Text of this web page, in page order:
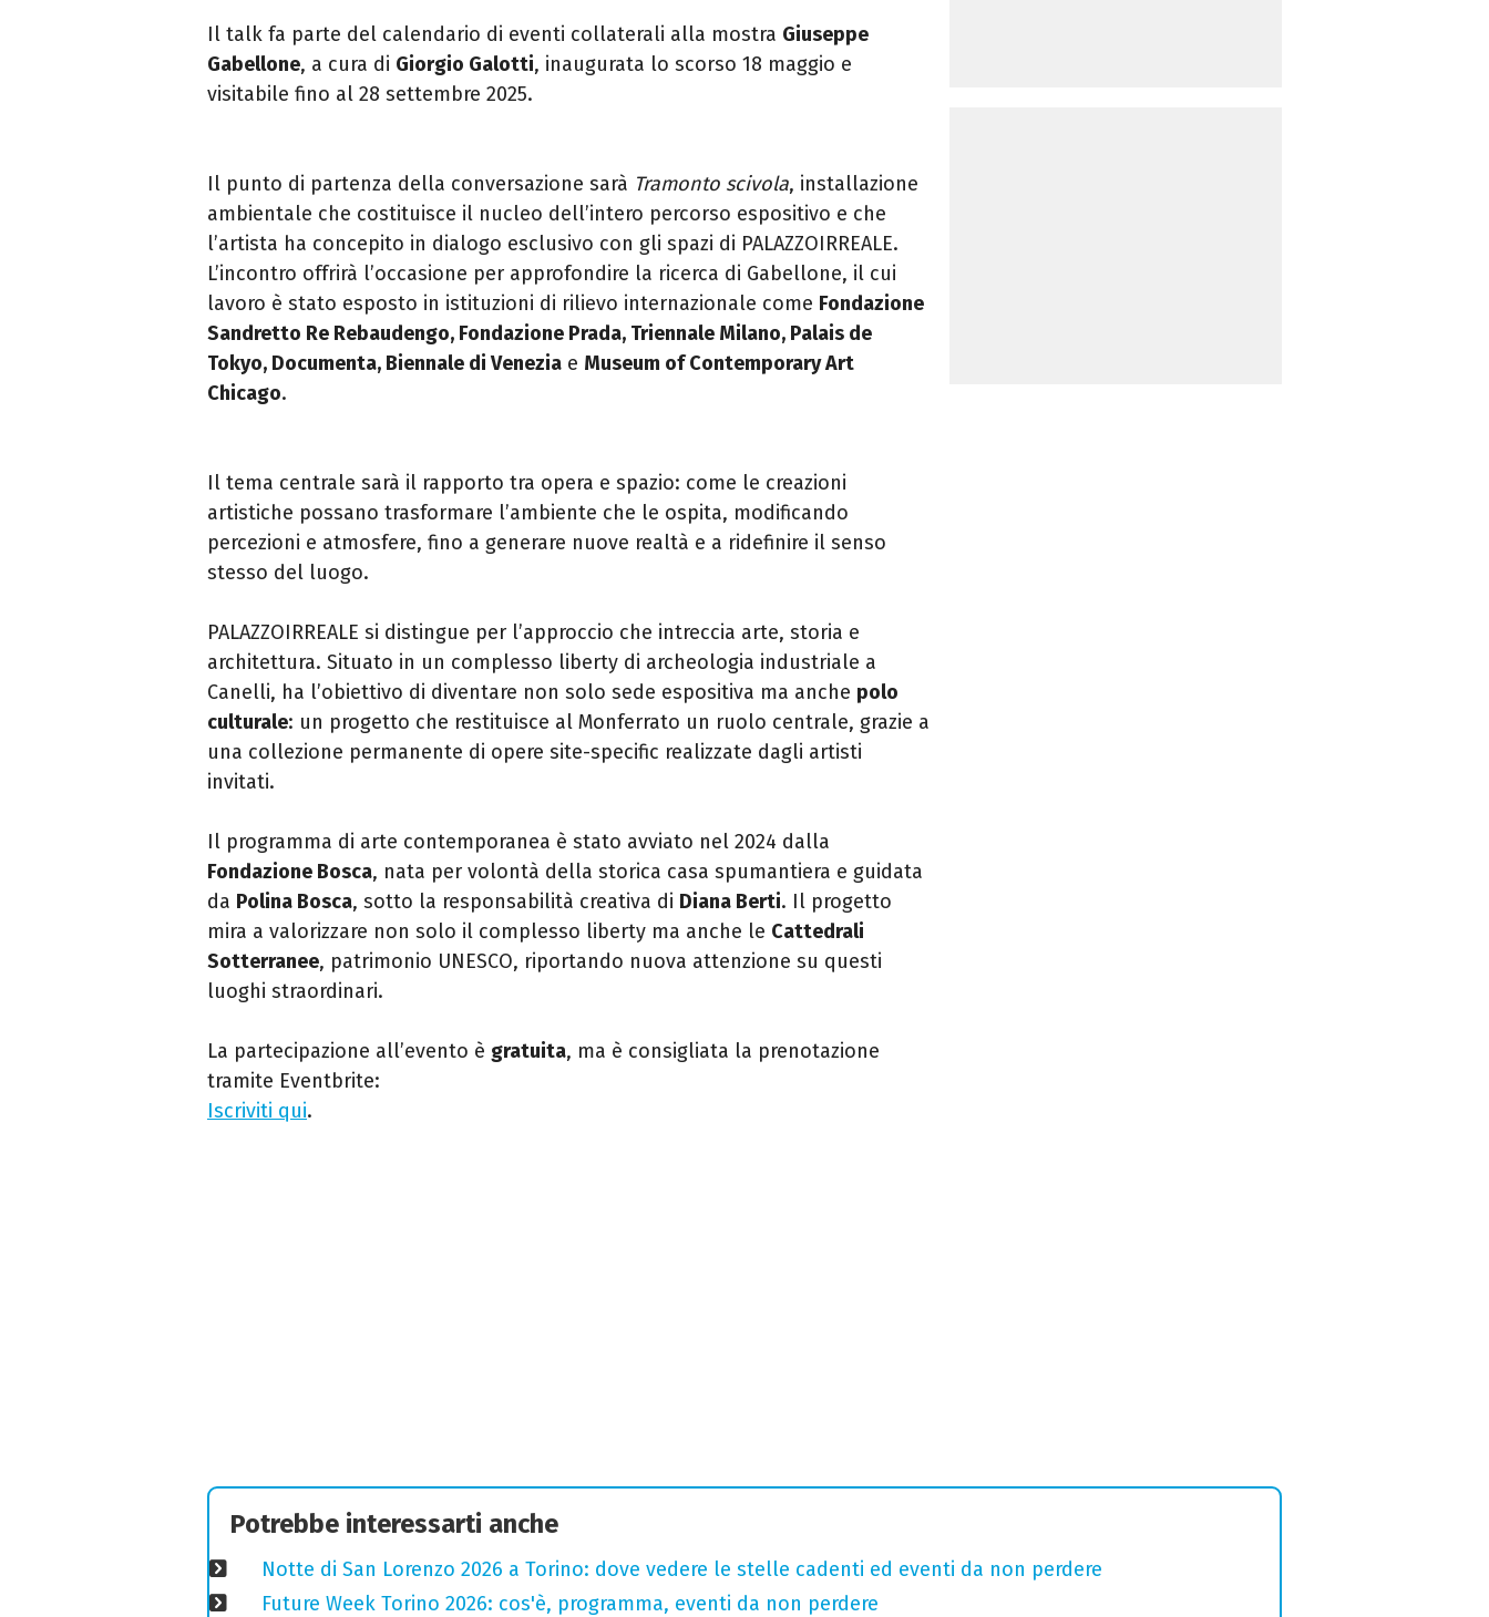
Il talk fa parte del calendario di eventi collaterali alla mostra Giuseppe
Gabellone, a cura di Giorgio Galotti, inaugurata lo scorso 18 maggio e
visitabile fino al 28 settembre 2025.
Il punto di partenza della conversazione sarà Tramonto scivola, installazione
ambientale che costituisce il nucleo dell’intero percorso espositivo e che
l’artista ha concepito in dialogo esclusivo con gli spazi di PALAZZOIRREALE.
L’incontro offrirà l’occasione per approfondire la ricerca di Gabellone, il cui
lavoro è stato esposto in istituzioni di rilievo internazionale come Fondazione
Sandretto Re Rebaudengo, Fondazione Prada, Triennale Milano, Palais de
Tokyo, Documenta, Biennale di Venezia e Museum of Contemporary Art
Chicago.
Il tema centrale sarà il rapporto tra opera e spazio: come le creazioni
artistiche possano trasformare l’ambiente che le ospita, modificando
percezioni e atmosfere, fino a generare nuove realtà e a ridefinire il senso
stesso del luogo.
PALAZZOIRREALE si distingue per l’approccio che intreccia arte, storia e
architettura. Situato in un complesso liberty di archeologia industriale a
Canelli, ha l’obiettivo di diventare non solo sede espositiva ma anche polo
culturale: un progetto che restituisce al Monferrato un ruolo centrale, grazie a
una collezione permanente di opere site-specific realizzate dagli artisti
invitati.
Il programma di arte contemporanea è stato avviato nel 2024 dalla
Fondazione Bosca, nata per volontà della storica casa spumantiera e guidata
da Polina Bosca, sotto la responsabilità creativa di Diana Berti. Il progetto
mira a valorizzare non solo il complesso liberty ma anche le Cattedrali
Sotterranee, patrimonio UNESCO, riportando nuova attenzione su questi
luoghi straordinari.
La partecipazione all’evento è gratuita, ma è consigliata la prenotazione
tramite Eventbrite:
Iscriviti qui.
Potrebbe interessarti anche
Notte di San Lorenzo 2026 a Torino: dove vedere le stelle cadenti ed eventi da non perdere
Future Week Torino 2026: cos'è, programma, eventi da non perdere